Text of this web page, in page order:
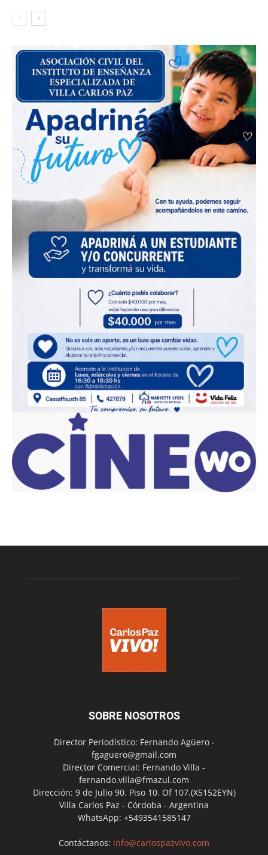
SOBRE NOSOTROS
Director Periodístico: Fernando Agüero -
fgaguero@gmail.com
Director Comercial: Fernando Villa -
fernando.villa@fmazul.com
Dirección: 9 de Julio 90. Piso 10. Of 107.(X5152EYN)
Villa Carlos Paz - Córdoba - Argentina
WhatsApp: +5493541585147
Contáctanos: info@carlospazvivo.com